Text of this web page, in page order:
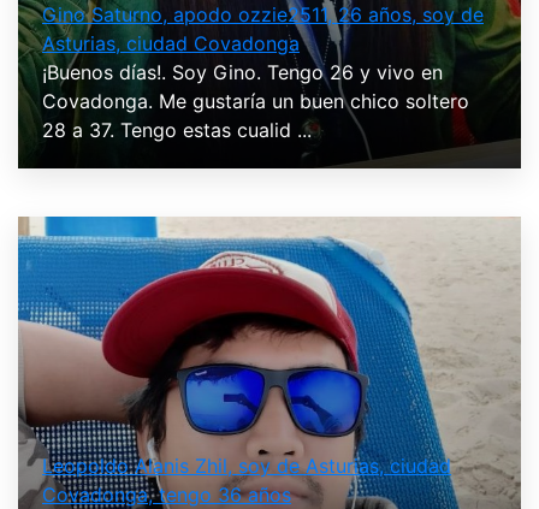
Gino Saturno, apodo ozzie2511, 26 años, soy de
Asturias, ciudad Covadonga
¡Buenos días!. Soy Gino. Tengo 26 y vivo en
Covadonga. Me gustaría un buen chico soltero
28 a 37. Tengo estas cualid ...
Leopoldo Alanis Zhil, soy de Asturias, ciudad
Covadonga, tengo 36 años